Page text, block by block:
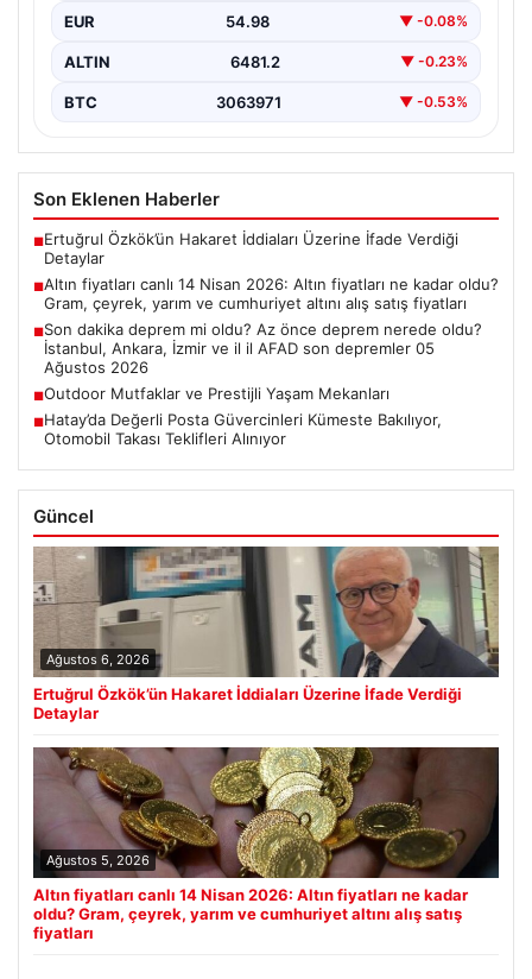
EUR 54.98 ▼ -0.08%
ALTIN 6481.2 ▼ -0.23%
BTC 3063971 ▼ -0.53%
Son Eklenen Haberler
■Ertuğrul Özkök’ün Hakaret İddiaları Üzerine İfade Verdiği
Detaylar
■Altın fiyatları canlı 14 Nisan 2026: Altın fiyatları ne kadar oldu?
Gram, çeyrek, yarım ve cumhuriyet altını alış satış fiyatları
■Son dakika deprem mi oldu? Az önce deprem nerede oldu?
İstanbul, Ankara, İzmir ve il il AFAD son depremler 05
Ağustos 2026
■Outdoor Mutfaklar ve Prestijli Yaşam Mekanları
■Hatay’da Değerli Posta Güvercinleri Kümeste Bakılıyor,
Otomobil Takası Teklifleri Alınıyor
Güncel
Ağustos 6, 2026
Ertuğrul Özkök’ün Hakaret İddiaları Üzerine İfade Verdiği
Detaylar
Ağustos 5, 2026
Altın fiyatları canlı 14 Nisan 2026: Altın fiyatları ne kadar
oldu? Gram, çeyrek, yarım ve cumhuriyet altını alış satış
fiyatları